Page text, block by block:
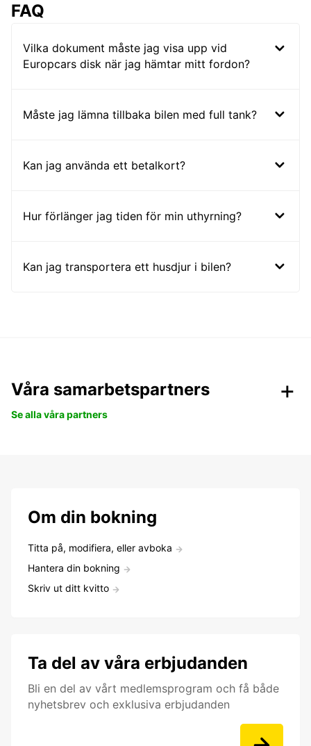
FAQ
Vilka dokument måste jag visa upp vid
Europcars disk när jag hämtar mitt fordon?
Måste jag lämna tillbaka bilen med full tank?
Kan jag använda ett betalkort?
Hur förlänger jag tiden för min uthyrning?
Kan jag transportera ett husdjur i bilen?
Våra samarbetspartners
Se alla våra partners
Om din bokning
Titta på, modifiera, eller avboka
Hantera din bokning
Skriv ut ditt kvitto
Ta del av våra erbjudanden
Bli en del av vårt medlemsprogram och få både
nyhetsbrev och exklusiva erbjudanden